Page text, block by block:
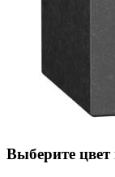
Выберите цвет